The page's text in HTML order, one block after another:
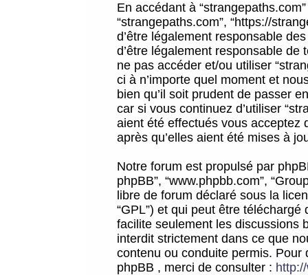
En accédant à
“strangepaths.com”, “https://
d’être légalement responsable
d’être légalement responsable
ne pas accéder et/ou utiliser
ci à n’importe quel moment et
bien qu’il soit prudent de passer
car si vous continuez d’utiliser
aient été effectués vous acceptez
après qu’elles aient été mises à
Notre forum est propulsé par
phpBB”, “www.phpbb.com”,
libre de forum déclaré sous la
“GPL”) et qui peut être téléchargé
facilite seulement les discussions
interdit strictement dans ce que
contenu ou conduite permis.
phpBB , merci de consulter :